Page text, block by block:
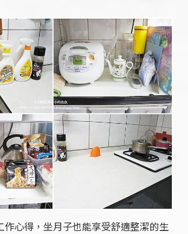
作心得，坐月子也能享受舒適整潔的生